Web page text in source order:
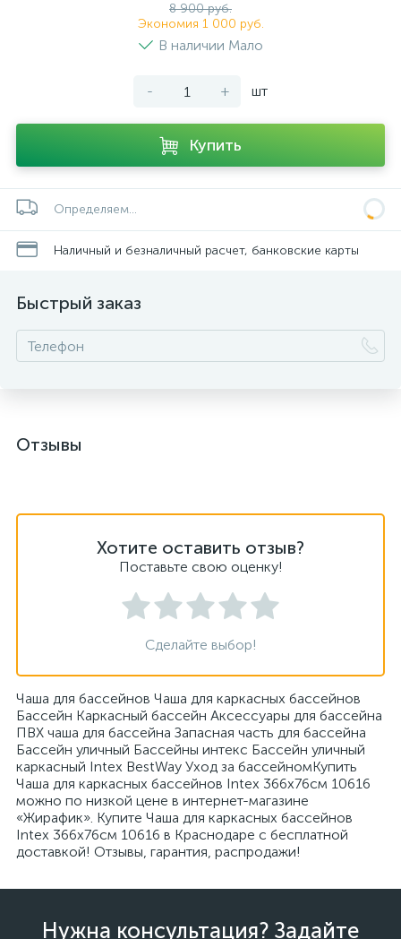
8 900 руб.
Экономия 1 000 руб.
В наличии Мало
- + шт
Купить
Определяем...
Наличный и безналичный расчет, банковские карты
Быстрый заказ
Отзывы
Хотите оставить отзыв?
Поставьте свою оценку!
Сделайте выбор!
Чаша для бассейнов Чаша для каркасных бассейнов
Бассейн Каркасный бассейн Аксессуары для бассейна
ПВХ чаша для бассейна Запасная часть для бассейна
Бассейн уличный Бассейны интекс Бассейн уличный
каркасный Intex BestWay Уход за бассейномКупить
Чаша для каркасных бассейнов Intex 366x76см 10616
можно по низкой цене в интернет-магазине
«Жирафик». Купите Чаша для каркасных бассейнов
Intex 366x76см 10616 в Краснодаре с бесплатной
доставкой! Отзывы, гарантия, распродажи!
Нужна консультация? Задайте